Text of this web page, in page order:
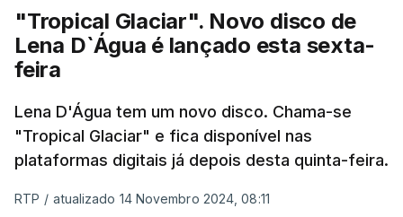
"Tropical Glaciar". Novo disco de
Lena D`Água é lançado esta sexta-
feira
Lena D'Água tem um novo disco. Chama-se
"Tropical Glaciar" e fica disponível nas
plataformas digitais já depois desta quinta-feira.
RTP / atualizado 14 Novembro 2024, 08:11